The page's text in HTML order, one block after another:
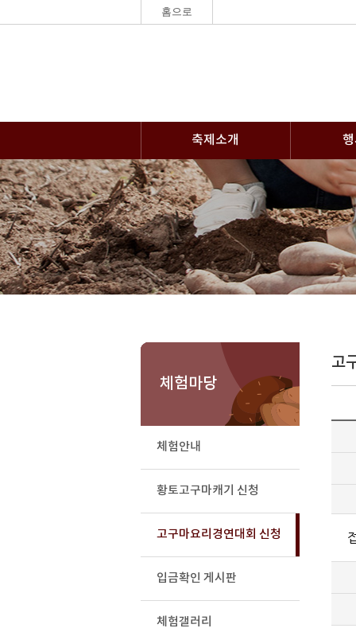
홈으로
축제소개
체험마당
체험안내
황토고구마캐기 신청
고구마요리경연대회 신청
입금확인 게시판
체험갤러리
고